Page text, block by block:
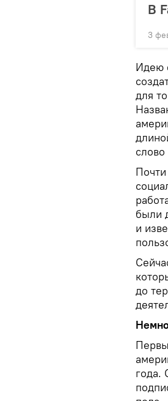
В
3
Идею
для
были
и
до
года.